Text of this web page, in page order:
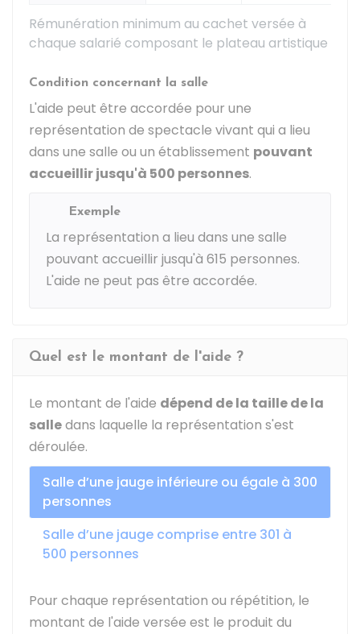
Rémunération minimum au cachet versée à
chaque salarié composant le plateau artistique
Condition concernant la salle
L'aide peut être accordée pour une
représentation de spectacle vivant qui a lieu
dans une salle ou un établissement pouvant
accueillir jusqu'à 500 personnes.
Exemple
La représentation a lieu dans une salle
pouvant accueillir jusqu'à 615 personnes.
L'aide ne peut pas être accordée.
Quel est le montant de l'aide ?
Le montant de l'aide dépend de la taille de la
salledans laquelle la représentation s'est
déroulée.
Salle d’une jauge inférieure ou égale à 300
personnes
Salle d’une jauge comprise entre 301 à
500 personnes
Pour chaque représentation ou répétition, le
montant de l'aide versée est le produit du